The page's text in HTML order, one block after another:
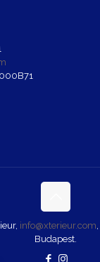
info@xterieur.com,
Budapest.